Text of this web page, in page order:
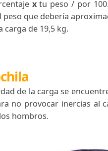
no se lesione. Esto
se lleva el
de
con
porcentaje tu peso